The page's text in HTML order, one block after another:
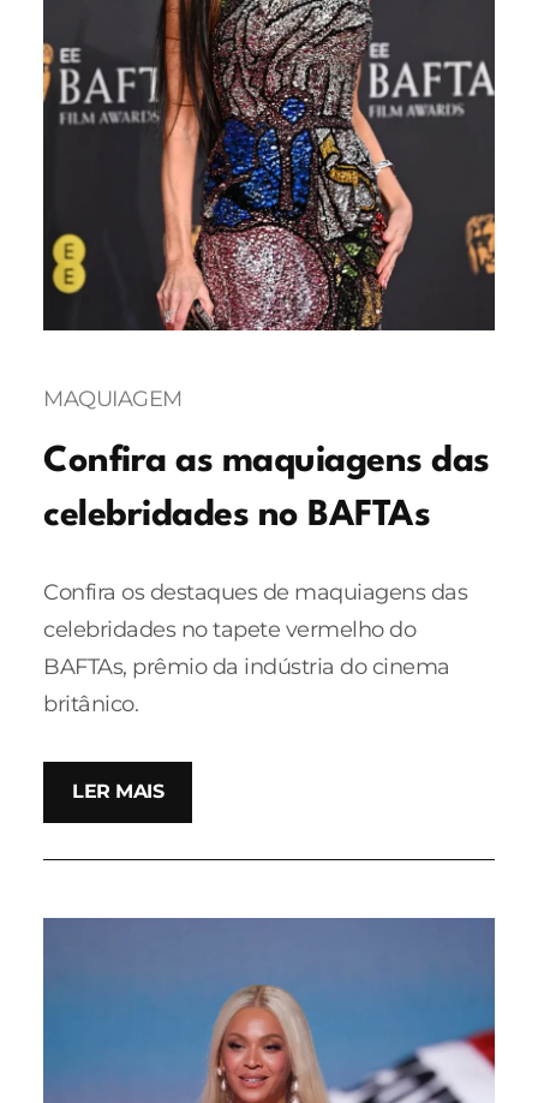
MAQUIAGEM
Confira as maquiagens das
celebridades no BAFTAs
Confira os destaques de maquiagens das
celebridades no tapete vermelho do
BAFTAs, prêmio da indústria do cinema
britânico.
LER MAIS